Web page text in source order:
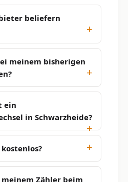
beliefern
meinem bisherigen
ein
in Schwarzheide?
Zähler beim